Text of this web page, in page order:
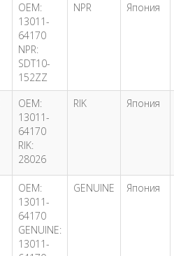
OEM:
13011-
64170
NPR:
SDT10-
152ZZ
NPR Япония
OEM:
13011-
64170
RIK:
28026
RIK Япония
OEM:
13011-
64170
GENUINE:
13011-
GENUINE Япония